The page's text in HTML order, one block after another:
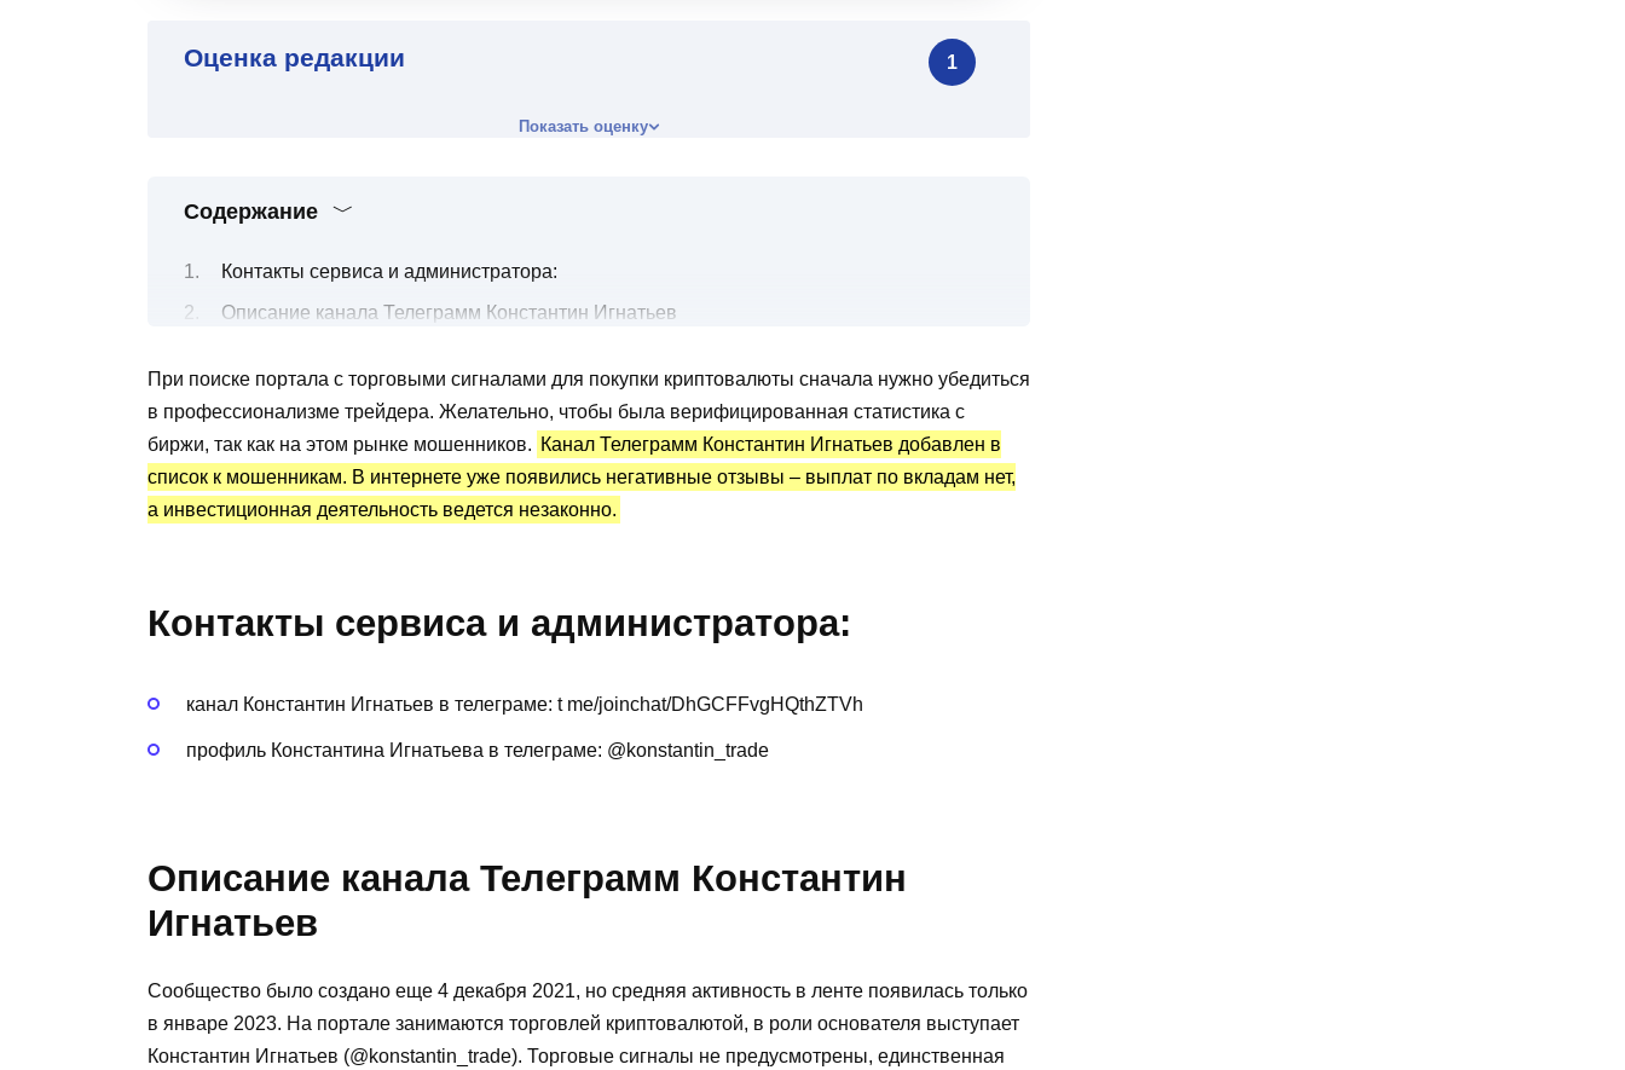
Оценка редакции 1
Показать оценку
Содержание
Контакты сервиса и администратора:
Описание канала Телеграмм Константин Игнатьев
Канал Telegram Константин Игнатьев: статистика и отзывы
При поиске портала с торговыми сигналами для покупки криптовалюты сначала нужно убедиться
в профессионализме трейдера. Желательно, чтобы была верифицированная статистика с
биржи, так как на этом рынке мошенников. Канал Телеграмм Константин Игнатьев добавлен в
список к мошенникам. В интернете уже появились негативные отзывы – выплат по вкладам нет,
а инвестиционная деятельность ведется незаконно.
Контакты сервиса и администратора:
канал Константин Игнатьев в телеграме: t me/joinchat/DhGCFFvgHQthZTVh
профиль Константина Игнатьева в телеграме: @konstantin_trade
Описание канала Телеграмм Константин
Игнатьев
Сообщество было создано еще 4 декабря 2021, но средняя активность в ленте появилась только
в январе 2023. На портале занимаются торговлей криптовалютой, в роли основателя выступает
Константин Игнатьев (@konstantin_trade). Торговые сигналы не предусмотрены, единственная